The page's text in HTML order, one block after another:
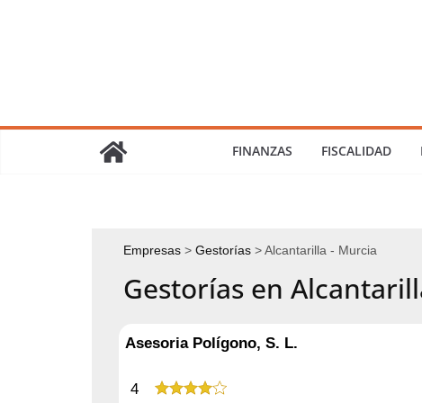
FINANZAS FISCALIDAD
Empresas Gestorías Alcantarilla - Murcia
Gestorías en
Asesoria Polígono, S. L.
4